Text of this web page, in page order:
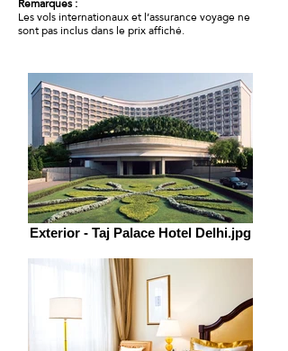
Les vols internationaux et l’assurance voyage ne
sont pas inclus dans le prix affiché.
Exterior - Taj Palace Hotel Delhi.jpg